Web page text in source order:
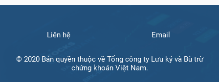
Liên hệ Email
© 2020 Bản quyền thuộc về Tổng công ty Lưu ký và Bù trừ
chứng khoán Việt Nam.